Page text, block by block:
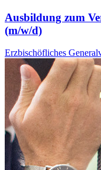
Ausbildung zum
(m/w/d)
Erzbischöfliches